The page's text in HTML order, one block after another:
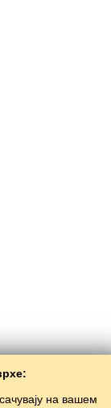
сачувају на вашем